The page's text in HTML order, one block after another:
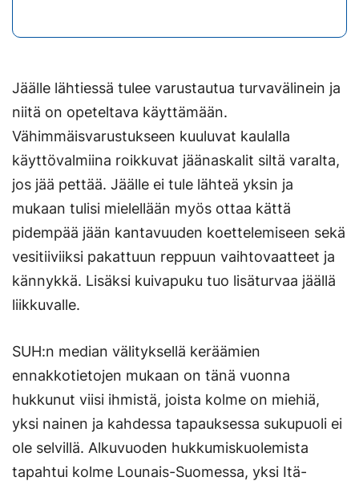
Jäälle lähtiessä tulee varustautua turvavälinein ja
niitä on opeteltava käyttämään.
Vähimmäisvarustukseen kuuluvat kaulalla
käyttövalmiina roikkuvat jäänaskalit siltä varalta,
jos jää pettää. Jäälle ei tule lähteä yksin ja
mukaan tulisi mielellään myös ottaa kättä
pidempää jään kantavuuden koettelemiseen sekä
vesitiiviiksi pakattuun reppuun vaihtovaatteet ja
kännykkä. Lisäksi kuivapuku tuo lisäturvaa jäällä
liikkuvalle.
SUH:n median välityksellä keräämien
ennakkotietojen mukaan on tänä vuonna
hukkunut viisi ihmistä, joista kolme on miehiä,
yksi nainen ja kahdessa tapauksessa sukupuoli ei
ole selvillä. Alkuvuoden hukkumiskuolemista
tapahtui kolme Lounais-Suomessa, yksi Itä-